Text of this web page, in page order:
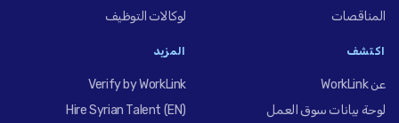
المناقصات
لوكالات التوظيف
اكتشف
عن WorkLink
لوحة بيانات سوق العمل
المزيد
Verify by WorkLink
Hire Syrian Talent (EN)